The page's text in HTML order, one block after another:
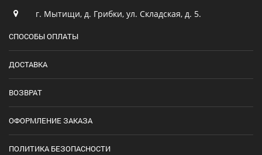
г. Мытищи, д. Грибки, ул. Складская, д. 5.
СПОСОБЫ ОПЛАТЫ
ДОСТАВКА
ВОЗВРАТ
ОФОРМЛЕНИЕ ЗАКАЗА
ПОЛИТИКА БЕЗОПАСНОСТИ